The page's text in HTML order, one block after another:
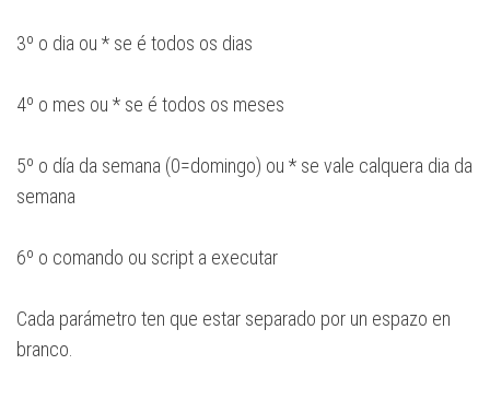
3º o dia ou * se é todos os dias
4º o mes ou * se é todos os meses
5º o día da semana (0=domingo) ou * se vale calquera dia da
semana
6º o comando ou script a executar
Cada parámetro ten que estar separado por un espazo en
branco.